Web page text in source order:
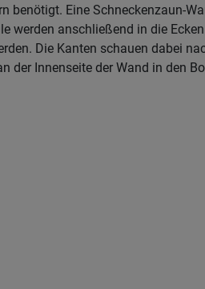
benötigt. Eine Schneckenzaun-
werden anschließend in die Ecken
Die Kanten schauen dabei
der Innenseite der Wand in den